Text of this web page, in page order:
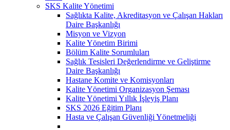
SKS Kalite Yönetimi
Sağlıkta Kalite, Akreditasyon ve Çalışan Hakları
Daire Başkanlığı
Misyon ve Vizyon
Kalite Yönetim Birimi
Bölüm Kalite Sorumluları
Sağlık Tesisleri Değerlendirme ve Geliştirme
Daire Başkanlığı
Hastane Komite ve Komisyonları
Kalite Yönetimi Organizasyon Şeması
Kalite Yönetimi Yıllık İşleyiş Planı
SKS 2026 Eğitim Planı
Hasta ve Çalışan Güvenliği Yönetmeliği